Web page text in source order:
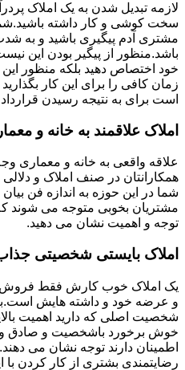
لازمه تبدیل شدن به یک املاک
سخت کوشی و کار داشته
مشتری آدم پیگیری باشید و به
باشد.منظور از پیگیر بودن این
خود اختصاص دهید بلکه منظور
زمان کافی را برای این کار
است برای به نتیجه رسیدن قرارداد
املاک علاقمند به خانه و
علاقه واقعی به خانه و معماری
همکارانتان در صنف املاک و
شما در این حوزه به اندازه فن
مشتریان بخوبی متوجه می شوند که
توجه و اهمیت نشان می دهید.
املاک بایستی شخصیتی
یک املاک خوب کارش فقط فروش
و عرضه خود و داشته هایش
شخصیت اصلی که دارید اهمیت
خوش برخورد باشخصیت و صادق و
اطمینان دارند توجه نشان می
رضایتمندی بشتری از کار کردن با